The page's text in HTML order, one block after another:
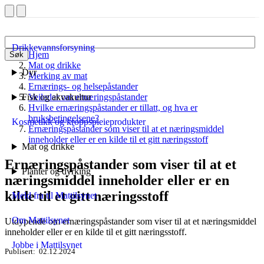
Søk
Drikkevannsforsyning
Dyr
Fisk og akvakultur
Kosmetikk og kroppspleieprodukter
Mat og drikke
Planter og dyrking
Meld fra til Mattilsynet
Om Mattilsynet
Jobbe i Mattilsynet
Hjem
Mat og drikke
Merking av mat
Ernærings- og helsepåstander
Veileder om ernæringspåstander
Hvilke ernæringspåstander er tillatt, og hva er
bruksbetingelsene?
Ernæringspåstander som viser til at et næringsmiddel
inneholder eller er en kilde til et gitt næringsstoff
Ernæringspåstander som viser til at et
næringsmiddel inneholder eller er en
kilde til et gitt næringsstoff
Utdypende om ernæringspåstander som viser til at et næringsmiddel
inneholder eller er en kilde til et gitt næringsstoff.
Publisert 02.12.2024